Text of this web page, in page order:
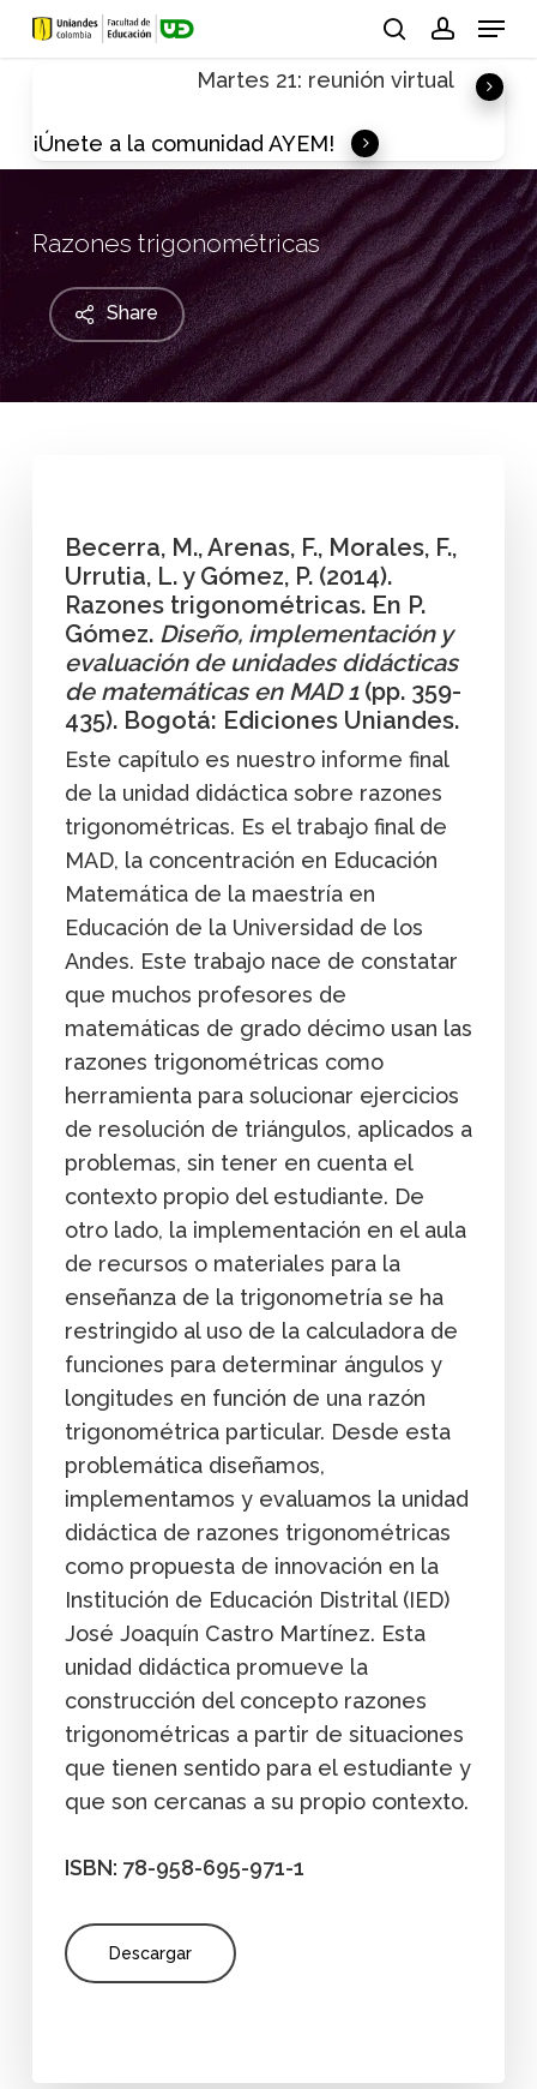
Skip
Menu
Martes 21: reunión virtual
¡Únete a la comunidad AYEM!
Razones trigonométricas
Share
Becerra, M., Arenas, F., Morales, F.,
Urrutia, L. y Gómez, P. (2014).
Razones trigonométricas. En P.
Gómez. Diseño, implementación y
evaluación de unidades didácticas
de matemáticas en MAD 1(pp. 359-
435). Bogotá: Ediciones Uniandes.
Este capítulo es nuestro informe final
de la unidad didáctica sobre razones
trigonométricas. Es el trabajo final de
MAD, la concentración en Educación
Matemática de la maestría en
Educación de la Universidad de los
Andes. Este trabajo nace de constatar
que muchos profesores de
matemáticas de grado décimo usan las
razones trigonométricas como
herramienta para solucionar ejercicios
de resolución de triángulos, aplicados a
problemas, sin tener en cuenta el
contexto propio del estudiante. De
otro lado, la implementación en el aula
de recursos o materiales para la
enseñanza de la trigonometría se ha
restringido al uso de la calculadora de
funciones para determinar ángulos y
longitudes en función de una razón
trigonométrica particular. Desde esta
problemática diseñamos,
implementamos y evaluamos la unidad
didáctica de razones trigonométricas
como propuesta de innovación en la
Institución de Educación Distrital (IED)
José Joaquín Castro Martínez. Esta
unidad didáctica promueve la
construcción del concepto razones
trigonométricas a partir de situaciones
que tienen sentido para el estudiante y
que son cercanas a su propio contexto.
ISBN: 78-958-695-971-1
Descargar